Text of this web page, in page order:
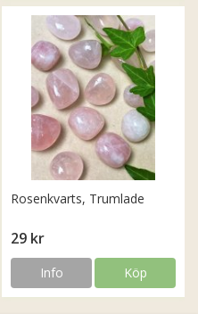
Rosenkvarts, Trumlade
29 kr
Info Köp